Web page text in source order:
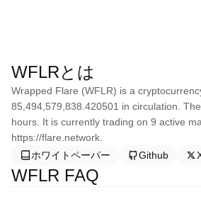
WFLRとは
Wrapped Flare (WFLR) is a
85,494,579,838.420501 in circulation.
hours. It is currently trading on 9 active
https://flare.network.
ホワイトペーパー
Github
WFLR FAQ